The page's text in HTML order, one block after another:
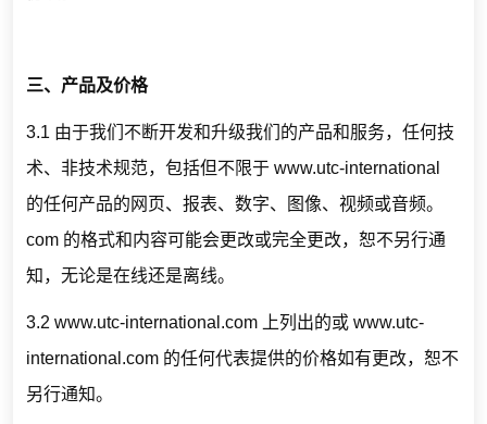
三、产品及价格
3.1 由于我们不断开发和升级我们的产品和服务，任何技
术、非技术规范，包括但不限于 www.utc-international
的任何产品的网页、报表、数字、图像、视频或音频。
com 的格式和内容可能会更改或完全更改，恕不另行通
知，无论是在线还是离线。
3.2 www.utc-international.com 上列出的或 www.utc-
international.com 的任何代表提供的价格如有更改，恕不
另行通知。